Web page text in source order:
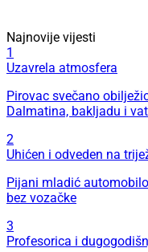
Najnovije vijesti
1
Uzavrela atmosfera
Pirovac svečano
Dalmatina, bakljadu i
2
Uhićen i odveden na
Pijani mladić
bez vozačke
3
Profesorica i